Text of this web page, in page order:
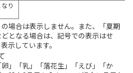
り
場合は表示しません。また、「夏期
となる場合は、記号での表示はせ
示しています。
」「乳」「落花生」「えび」「か